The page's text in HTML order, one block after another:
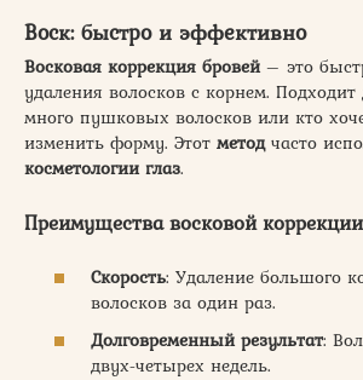
Воск: быстро и эффективно
Восковая коррекция бровей– это
удаления волосков с корнем. Подходит
много пушковых волосков или кто
изменить форму. Этот методчасто
косметологии глаз.
Преимущества восковой коррекции
Скорость: Удаление большого
волосков за один раз.
Долговременный результат:
двух-четырех недель.